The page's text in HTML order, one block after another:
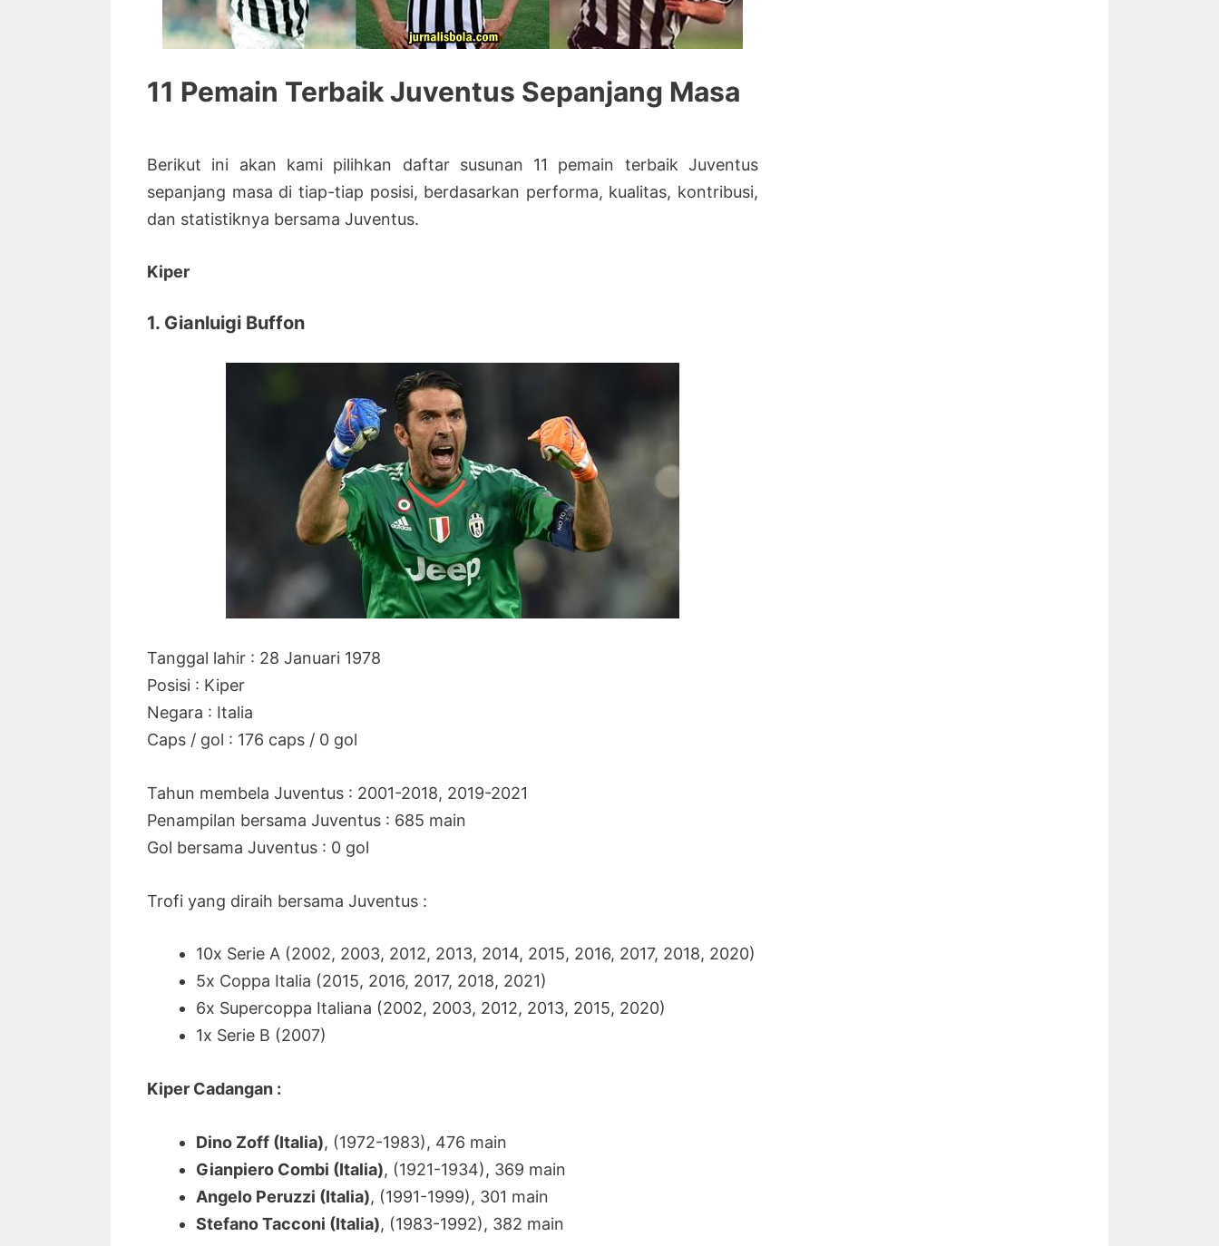
11 Pemain Terbaik Juventus Sepanjang Masa
Berikut ini akan kami pilihkan daftar susunan 11 pemain terbaik Juventus
sepanjang masa di tiap-tiap posisi, berdasarkan performa, kualitas, kontribusi,
dan statistiknya bersama Juventus.
Kiper
1. Gianluigi Buffon
Tanggal lahir : 28 Januari 1978
Posisi : Kiper
Negara : Italia
Caps / gol : 176 caps / 0 gol
Tahun membela Juventus : 2001-2018, 2019-2021
Penampilan bersama Juventus : 685 main
Gol bersama Juventus : 0 gol
Trofi yang diraih bersama Juventus :
10x Serie A (2002, 2003, 2012, 2013, 2014, 2015, 2016, 2017, 2018, 2020)
5x Coppa Italia (2015, 2016, 2017, 2018, 2021)
6x Supercoppa Italiana (2002, 2003, 2012, 2013, 2015, 2020)
1x Serie B (2007)
Kiper Cadangan :
Dino Zoff (Italia), (1972-1983), 476 main
Gianpiero Combi (Italia), (1921-1934), 369 main
Angelo Peruzzi (Italia), (1991-1999), 301 main
Stefano Tacconi (Italia), (1983-1992), 382 main